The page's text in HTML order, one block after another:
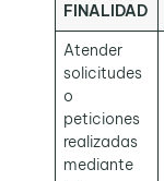
FINALIDAD
Atender
solicitudes
o
peticiones
realizadas
mediante